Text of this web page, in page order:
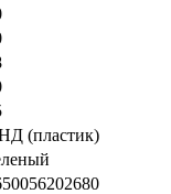
(пластик)